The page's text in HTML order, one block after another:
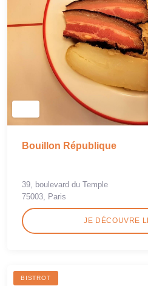
Bouillon République
39, boulevard du Temple
75003, Paris
JE DÉCOUVRE
BISTROT